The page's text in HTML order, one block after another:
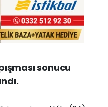
sonucu